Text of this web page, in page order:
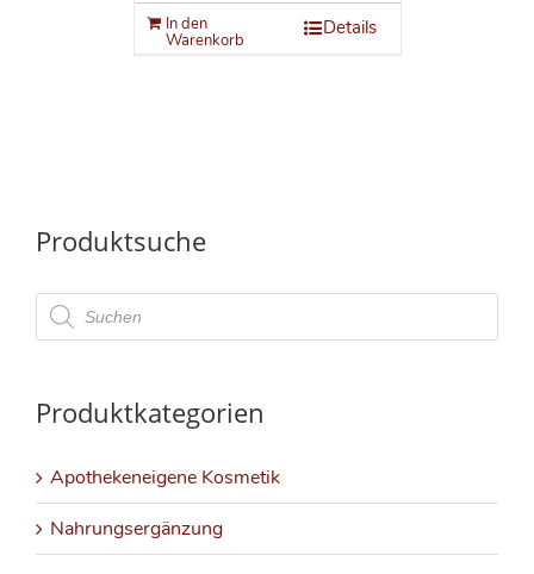
In den
Warenkorb
Details
Produktsuche
Products
search
Produktkategorien
Apothekeneigene Kosmetik
Nahrungsergänzung